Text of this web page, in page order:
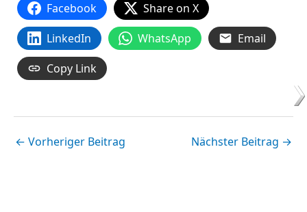
Facebook
Share on X
LinkedIn
WhatsApp
Email
Copy Link
← Vorheriger Beitrag Nächster Beitrag →